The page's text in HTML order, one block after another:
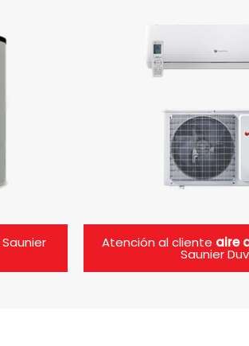
Saunier Atención al cliente aire
Saunier